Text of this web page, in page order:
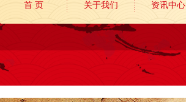
首 页 关于我们 资讯中心